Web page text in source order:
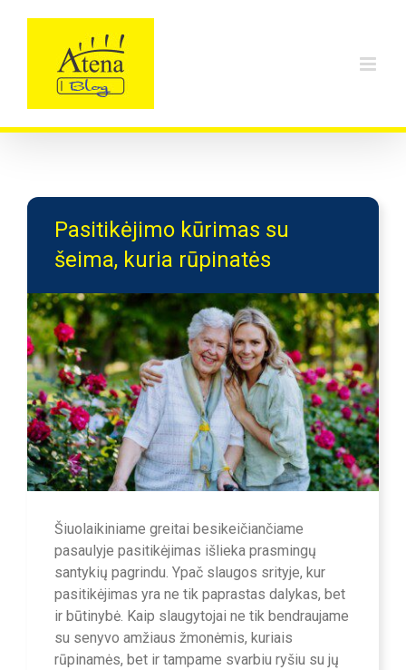
Pasitikėjimo kūrimas su
šeima, kuria rūpinatės
Šiuolaikiniame greitai besikeičiančiame
pasaulyje pasitikėjimas išlieka prasmingų
santykių pagrindu. Ypač slaugos srityje, kur
pasitikėjimas yra ne tik paprastas dalykas, bet
ir būtinybė. Kaip slaugytojai ne tik bendraujame
su senyvo amžiaus žmonėmis, kuriais
rūpinamės, bet ir tampame svarbiu ryšiu su jų